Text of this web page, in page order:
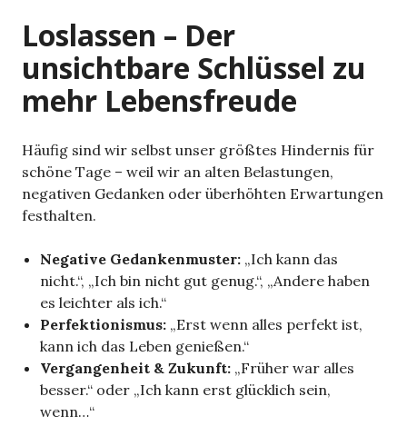
Loslassen – Der
unsichtbare Schlüssel zu
mehr Lebensfreude
Häufig sind wir selbst unser größtes Hindernis für
schöne Tage – weil wir an alten Belastungen,
negativen Gedanken oder überhöhten Erwartungen
festhalten.
Negative Gedankenmuster: „Ich kann das
nicht.“, „Ich bin nicht gut genug.“, „Andere haben
es leichter als ich.“
Perfektionismus: „Erst wenn alles perfekt ist,
kann ich das Leben genießen.“
Vergangenheit & Zukunft: „Früher war alles
besser.“ oder „Ich kann erst glücklich sein,
wenn…“